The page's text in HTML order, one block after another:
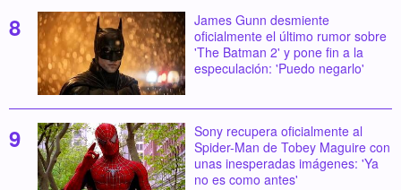
James Gunn desmiente
oficialmente el último rumor sobre
'The Batman 2' y pone fin a la
especulación: 'Puedo negarlo'
Sony recupera oficialmente al
Spider-Man de Tobey Maguire con
unas inesperadas imágenes: 'Ya
no es como antes'